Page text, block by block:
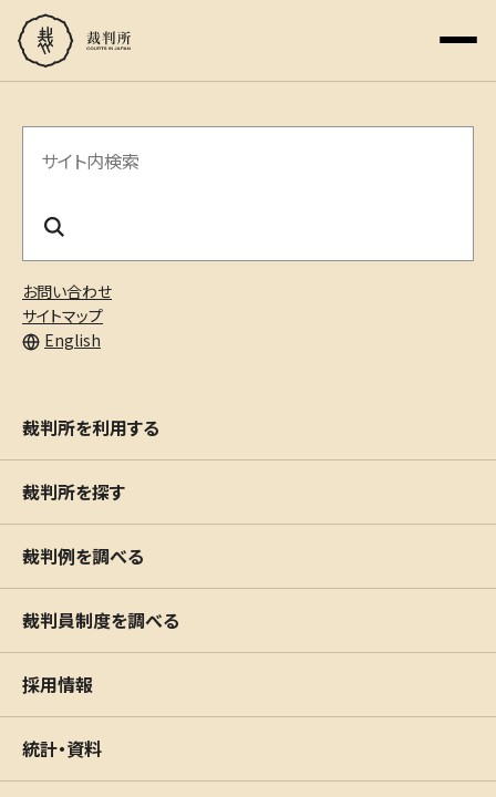
お問い合わせ
サイトマップ
English
サ
内
検
索
裁判所を利用する
裁判所を探す
裁判例を調べる
裁判員制度を調べる
採用情報
統計・資料